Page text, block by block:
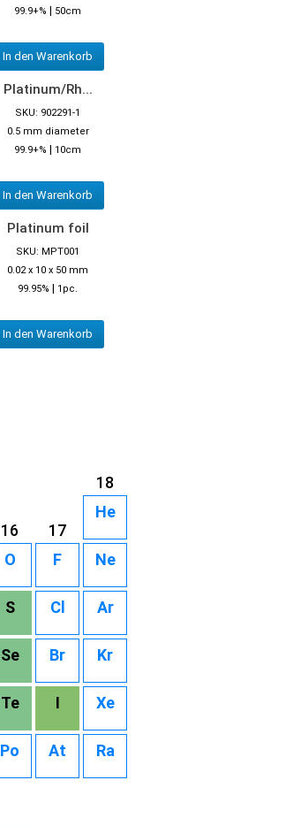
99.9+% | 50cm
In den Warenkorb
Platinum/Rh...
SKU: 902291-1
0.5 mm diameter
99.9+% | 10cm
In den Warenkorb
Platinum foil
SKU: MPT001
0.02 x 10 x 50 mm
99.95% | 1pc.
In den Warenkorb
18
16 17
He
O F Ne
S Cl Ar
Se Br Kr
Te I Xe
Po At Ra